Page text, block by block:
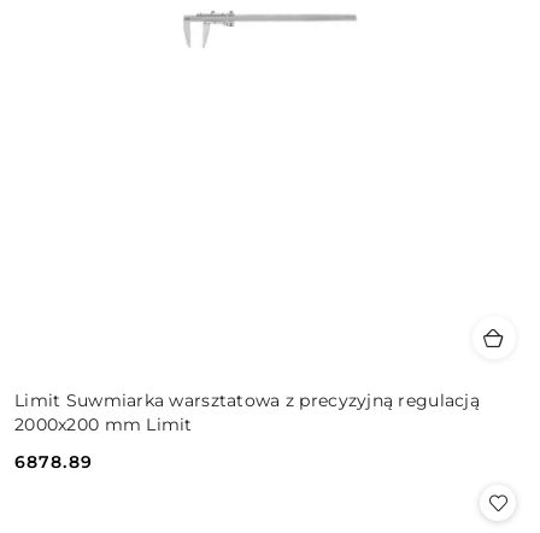
Limit Suwmiarka warsztatowa z precyzyjną regulacją
2000x200 mm Limit
Cena:
6878.89